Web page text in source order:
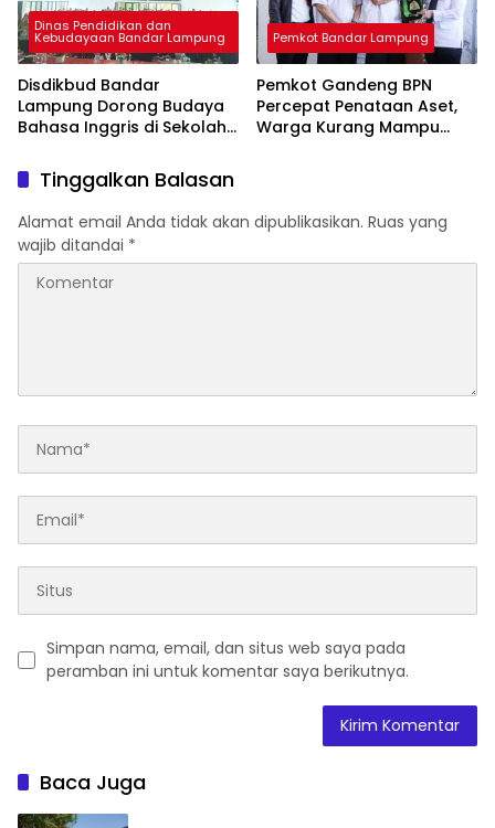
Dinas Pendidikan dan
Kebudayaan Bandar Lampung
Disdikbud Bandar
Lampung Dorong Budaya
Bahasa Inggris di Sekolah
Berprestasi
Pemkot Bandar Lampung
Pemkot Gandeng BPN
Percepat Penataan Aset,
Warga Kurang Mampu
Tinggalkan Balasan
Alamat email Anda tidak akan dipublikasikan. Ruas yang
wajib ditandai *
Simpan nama, email, dan situs web saya pada
peramban ini untuk komentar saya berikutnya.
Baca Juga